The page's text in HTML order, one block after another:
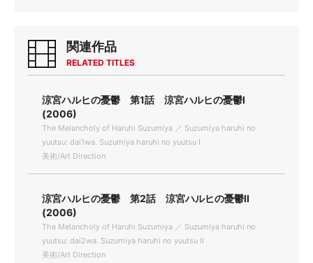
関連作品
RELATED TITLES
涼宮ハルヒの憂鬱 第1話 涼宮ハルヒの憂鬱I
(2006)
The Melancholy of Haruhi Suzumiya ／ Suzumiya haruhi no
yuutsu: dai1wa. Suzumiya haruhi no yuutsu I
美術/Art Direction
涼宮ハルヒの憂鬱 第2話 涼宮ハルヒの憂鬱II
(2006)
The Melancholy of Haruhi Suzumiya ／ Suzumiya haruhi no
yuutsu: dai2wa. Suzumiya haruhi no yuutsu II
美術/Art Direction